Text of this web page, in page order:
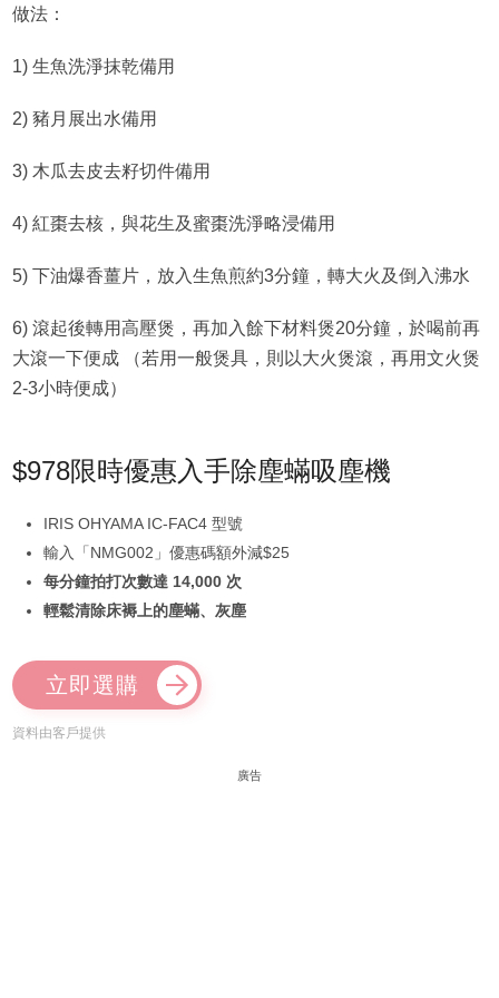
做法：
1) 生魚洗淨抹乾備用
2) 豬月展出水備用
3) 木瓜去皮去籽切件備用
4) 紅棗去核，與花生及蜜棗洗淨略浸備用
5) 下油爆香薑片，放入生魚煎約3分鐘，轉大火及倒入沸水
6) 滾起後轉用高壓煲，再加入餘下材料煲20分鐘，於喝前再
大滾一下便成 （若用一般煲具，則以大火煲滾，再用文火煲
2-3小時便成）
$978限時優惠入手除塵蟎吸塵機
IRIS OHYAMA IC-FAC4 型號
輸入「NMG002」優惠碼額外減$25
每分鐘拍打次數達 14,000 次
輕鬆清除床褥上的塵蟎、灰塵
立即選購
資料由客戶提供
廣告